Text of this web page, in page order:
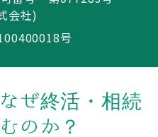
会社)
号
ぜ終活・相続
のか？